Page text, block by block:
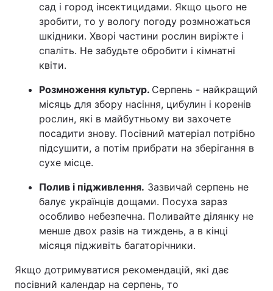
сад і город інсектицидами. Якщо цього не
зробити, то у вологу погоду розмножаться
шкідники. Хворі частини рослин виріжте і
спаліть. Не забудьте обробити і кімнатні
квіти.
Розмноження культур. Серпень - найкращий
місяць для збору насіння, цибулин і коренів
рослин, які в майбутньому ви захочете
посадити знову. Посівний матеріал потрібно
підсушити, а потім прибрати на зберігання в
сухе місце.
Полив і підживлення. Зазвичай серпень не
балує українців дощами. Посуха зараз
особливо небезпечна. Поливайте ділянку не
менше двох разів на тиждень, а в кінці
місяця підживіть багаторічники.
Якщо дотримуватися рекомендацій, які дає
посівний календар на серпень, то